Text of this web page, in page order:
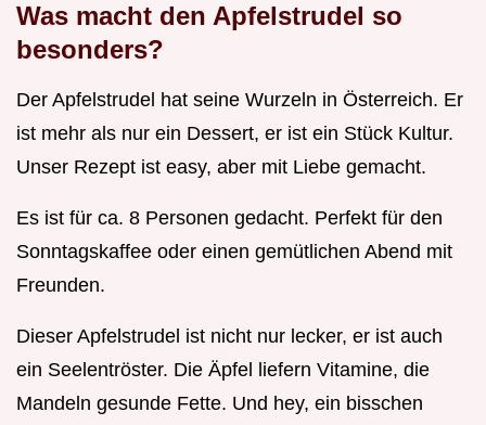
Was macht den Apfelstrudel so
besonders?
Der Apfelstrudel hat seine Wurzeln in Österreich. Er
ist mehr als nur ein Dessert, er ist ein Stück Kultur.
Unser Rezept ist easy, aber mit Liebe gemacht.
Es ist für ca. 8 Personen gedacht. Perfekt für den
Sonntagskaffee oder einen gemütlichen Abend mit
Freunden.
Dieser Apfelstrudel ist nicht nur lecker, er ist auch
ein Seelentröster. Die Äpfel liefern Vitamine, die
Mandeln gesunde Fette. Und hey, ein bisschen